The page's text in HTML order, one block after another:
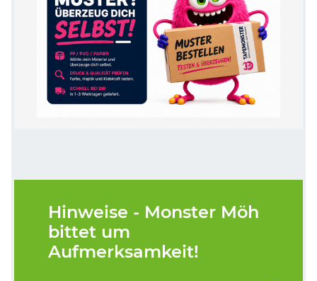
Hinweise - Monster Möh
bittet um
Aufmerksamkeit!